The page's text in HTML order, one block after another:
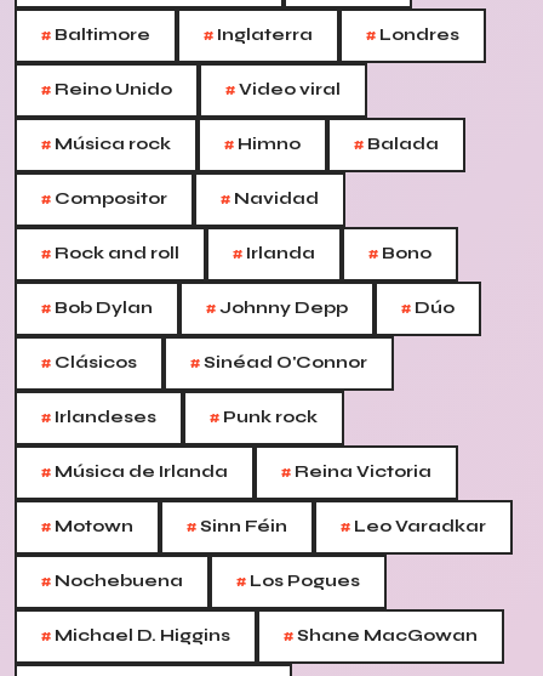
# Baltimore # Inglaterra # Londres
# Reino Unido #Video viral
# Música rock # Himno # Balada
# Compositor # Navidad
# Rock and roll # Irlanda # Bono
# Bob Dylan #Johnny Depp # Dúo
# Clásicos #Sinéad O'Connor
# Irlandeses # Punk rock
# Música de Irlanda # Reina Victoria
# Motown #Sinn Féin # Leo Varadkar
# Nochebuena # Los Pogues
# Michael D. Higgins #Shane MacGowan